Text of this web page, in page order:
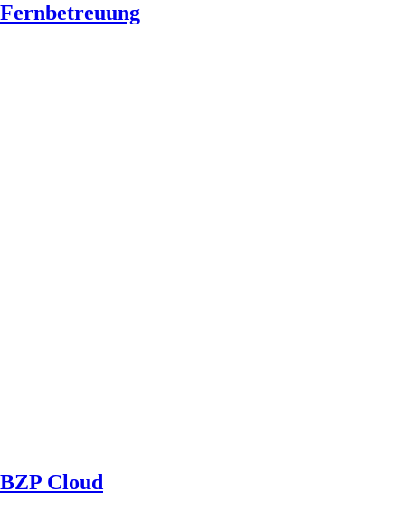
Fernbetreuung
BZP Cloud